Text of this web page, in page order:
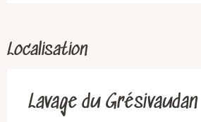
Localisation
Lavage du Grésivaudan